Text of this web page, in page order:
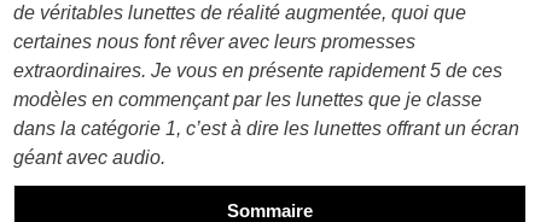
de véritables lunettes de réalité augmentée, quoi que
certaines nous font rêver avec leurs promesses
extraordinaires. Je vous en présente rapidement 5 de ces
modèles en commençant par les lunettes que je classe
dans la catégorie 1, c’est à dire les lunettes offrant un écran
géant avec audio.
Sommaire